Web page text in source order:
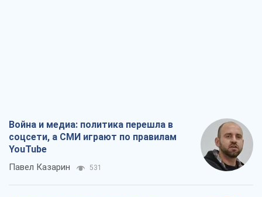
Война и медиа: политика перешла в
соцсети, а СМИ играют по правилам
YouTube
Павел Казарин 531